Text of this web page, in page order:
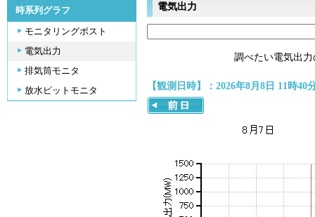
時系列グラフ
モニタリングポスト
電気出力
排気筒モニタ
放水ピットモニタ
電気出力
調べたい電気出
【観測日時】：2026年8月8日 11時40